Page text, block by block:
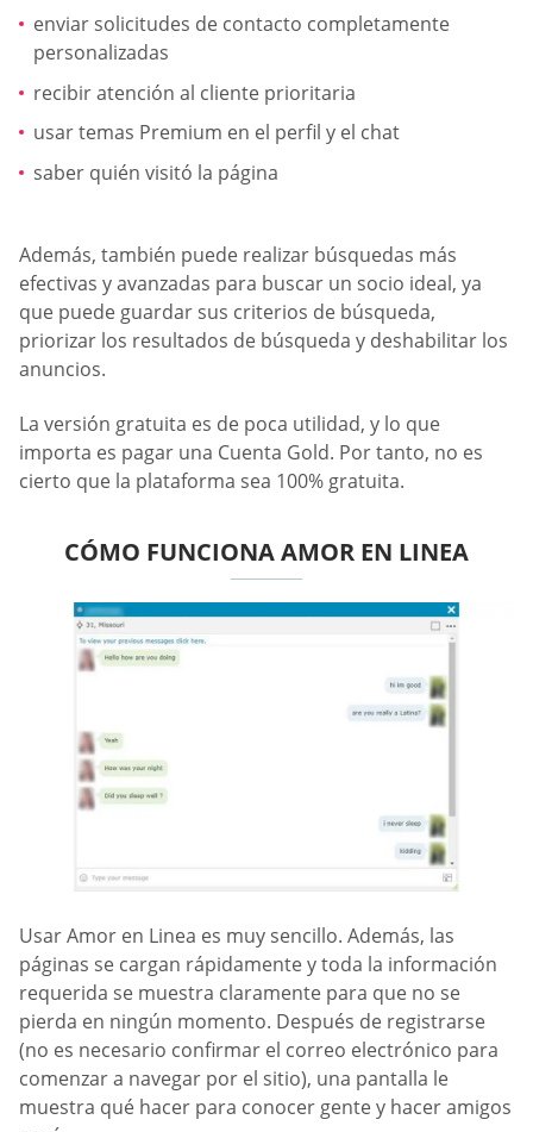
enviar solicitudes de contacto completamente
personalizadas
recibir atención al cliente prioritaria
usar temas Premium en el perfil y el chat
saber quién visitó la página
Además, también puede realizar búsquedas más
efectivas y avanzadas para buscar un socio ideal, ya
que puede guardar sus criterios de búsqueda,
priorizar los resultados de búsqueda y deshabilitar los
anuncios.
La versión gratuita es de poca utilidad, y lo que
importa es pagar una Cuenta Gold. Por tanto, no es
cierto que la plataforma sea 100% gratuita.
CÓMO FUNCIONA AMOR EN LINEA
Usar Amor en Linea es muy sencillo. Además, las
páginas se cargan rápidamente y toda la información
requerida se muestra claramente para que no se
pierda en ningún momento. Después de registrarse
(no es necesario confirmar el correo electrónico para
comenzar a navegar por el sitio), una pantalla le
muestra qué hacer para conocer gente y hacer amigos